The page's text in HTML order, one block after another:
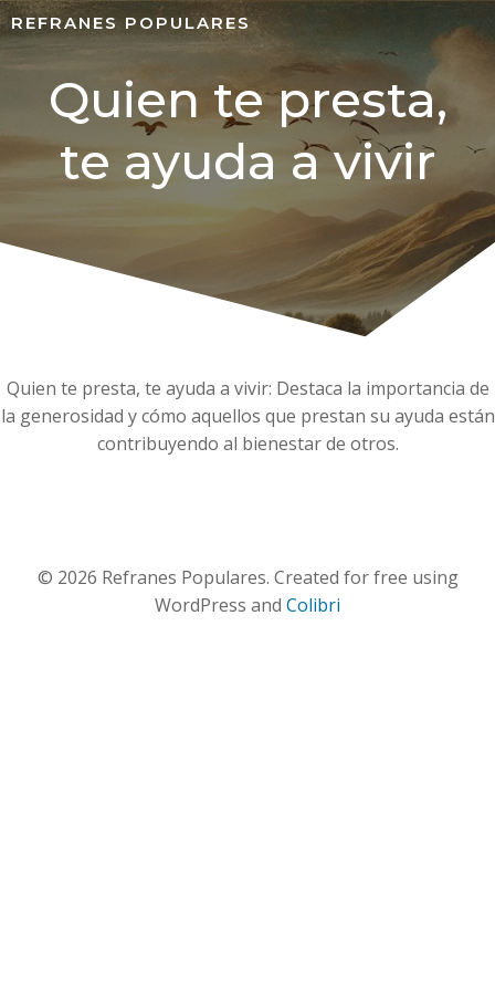
REFRANES POPULARES
Quien te presta,
te ayuda a vivir
Quien te presta, te ayuda a vivir: Destaca la importancia de
la generosidad y cómo aquellos que prestan su ayuda están
contribuyendo al bienestar de otros.
© 2026 Refranes Populares. Created for free using
WordPress and Colibri